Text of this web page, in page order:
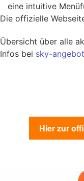
eine intuitive
Die offizielle
Übersicht über alle
Infos bei sky-
Hier zur